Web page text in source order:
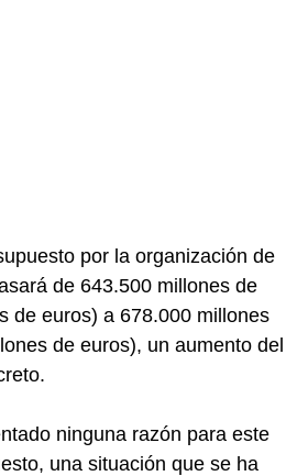
por la organización de
de 643.500 millones de
de euros) a 678.000 millones
de euros), un aumento del
ninguna razón para este
una situación que se ha